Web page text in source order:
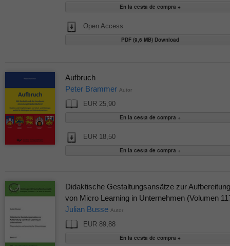
Open Access
PDF (9,6 MB) Download
Aufbruch
Peter Brammer Autor
EUR 25,90
EUR 18,50
Didaktische Gestaltungsansätze zur Aufbereitung
von Micro Learning in Unternehmen (Volumen
Julian Busse Autor
EUR 89,88